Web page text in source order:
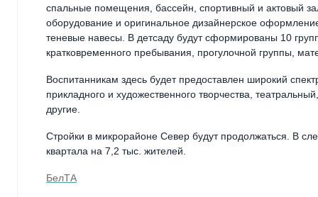
спальные помещения, бассейн, спортивный и актовый
оборудование и оригинальное дизайнерское
теневые навесы. В детсаду будут сформированы 10
кратковременного пребывания, прогулочной группы,
Воспитанникам здесь будет предоставлен широкий
прикладного и художественного творчества,
другие.
Стройки в микрорайоне Север будут продолжаться. В
квартала на 7,2 тыс. жителей.
БелТА